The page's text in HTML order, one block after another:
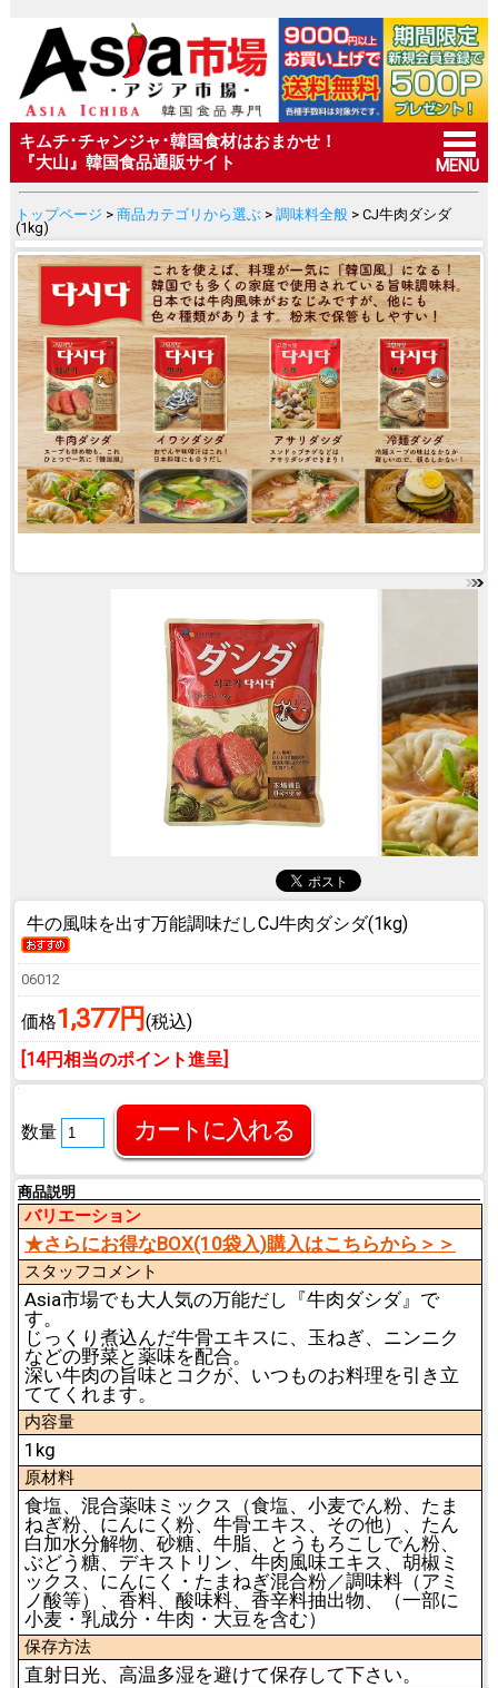
キムチ･チャンジャ･韓国食材はおまかせ！
『大山』韓国食品通販サイト
MENU
トップページ > 商品カテゴリから選ぶ> 調味料全般> CJ牛肉ダシダ
(1kg)
牛の風味を出す万能調味だしCJ牛肉ダシダ(1kg)
06012
価格1,377円 (税込)
[14円相当のポイント進呈]
数量
商品説明
バリエーション
★さらにお得なBOX(10袋入)購入はこちらから＞＞
スタッフコメント
Asia市場でも大人気の万能だし『牛肉ダシダ』で
す。
じっくり煮込んだ牛骨エキスに、玉ねぎ、ニンニク
などの野菜と薬味を配合。
深い牛肉の旨味とコクが、いつものお料理を引き立
ててくれます。
内容量
1kg
原材料
食塩、混合薬味ミックス（食塩、小麦でん粉、たま
ねぎ粉、にんにく粉、牛骨エキス、その他）、たん
白加水分解物、砂糖、牛脂、とうもろこしでん粉、
ぶどう糖、デキストリン、牛肉風味エキス、胡椒ミ
ックス、にんにく・たまねぎ混合粉／調味料（アミ
ノ酸等）、香料、酸味料、香辛料抽出物、（一部に
小麦・乳成分・牛肉・大豆を含む）
保存方法
直射日光、高温多湿を避けて保存して下さい。